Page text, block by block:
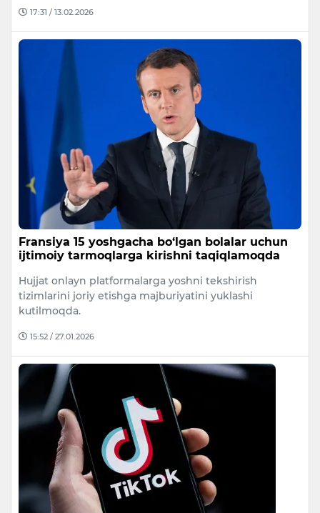
17:31 / 13.02.2026
Fransiya 15 yoshgacha bo‘lgan bolalar uchun
ijtimoiy tarmoqlarga kirishni taqiqlamoqda
Hujjat onlayn platformalarga yoshni tekshirish
tizimlarini joriy etishga majburiyatini yuklashi
kutilmoqda.
15:52 / 27.01.2026